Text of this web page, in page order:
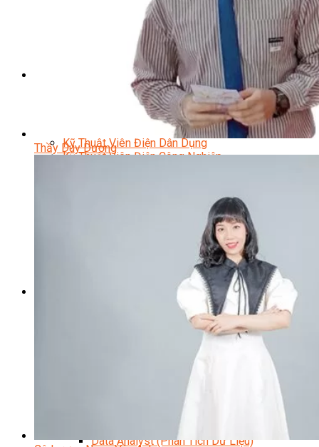
Học Thanh Nhạc Trẻ Em
Học Hát Hay Như Thần Tượng
Học K-POP Dance
Học Nhảy Hiện Đại
Chuyên Đề Tiktok Dance
Kỹ Thuật – Công Nghệ
Kỹ Thuật Viên Điện – Nước – Điện Lạnh Dân Dụng
Kỹ Thuật Viên Điện Lạnh Ô Tô
Kỹ Thuật Viên Điện – Điện Tử Ô Tô Cơ Bản
Kỹ Thuật Viên Điện Lạnh Dân Dụng
Kỹ Thuật Viên Điện Dân Dụng
Kỹ Thuật Viên Điện Công Nghiệp
Kỹ Thuật Viên Đại Tu Hộp Số Tự Động Chuyên Sâu
Kỹ Thuật Quấn Dây Và Sửa Chữa Máy Điện
Thiết Kế Lắp Đặt Hệ Thống Điện Năng Lượng Mặt
Kỹ Thuật Viên Điện Tử Chuyên Ngành Điện – Điện
Quản Trị & Phát Triển Doanh Nghiệp
Giám Đốc Nhân Sự Chuyên Nghiệp
Quản Lý Cấp Trung Chuyên Nghiệp
Chuyên Viên Quản Trị Vận Hành Hệ Thống
An Ninh Mạng (Network Security)
Chuyên Viên Quản Trị Hệ Thống Và An Ninh
Quản Trị Hệ Thống Linux
Quản Trị Vận Hành Microsoft Azure
Data Analyst (Phân Tích Dữ Liệu)
Thầy Duy Dương